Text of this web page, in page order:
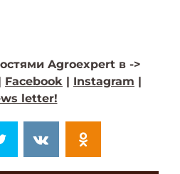
Agroexpert в ->
Facebook Instagram
letter!